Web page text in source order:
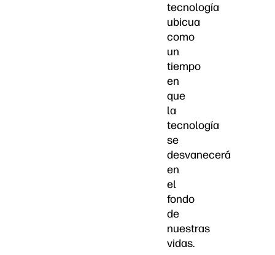
tecnología
ubicua
como
un
tiempo
en
que
la
tecnología
se
desvanecerá
en
el
fondo
de
nuestras
vidas.